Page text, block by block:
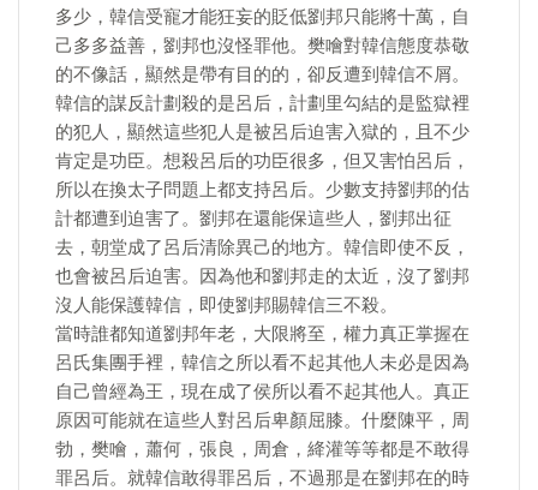
多少，韓信受寵才能狂妄的貶低劉邦只能將十萬，自
己多多益善，劉邦也沒怪罪他。樊噲對韓信態度恭敬
的不像話，顯然是帶有目的的，卻反遭到韓信不屑。
韓信的謀反計劃殺的是呂后，計劃里勾結的是監獄裡
的犯人，顯然這些犯人是被呂后迫害入獄的，且不少
肯定是功臣。想殺呂后的功臣很多，但又害怕呂后，
所以在換太子問題上都支持呂后。少數支持劉邦的估
計都遭到迫害了。劉邦在還能保這些人，劉邦出征
去，朝堂成了呂后清除異己的地方。韓信即使不反，
也會被呂后迫害。因為他和劉邦走的太近，沒了劉邦
沒人能保護韓信，即使劉邦賜韓信三不殺。
當時誰都知道劉邦年老，大限將至，權力真正掌握在
呂氏集團手裡，韓信之所以看不起其他人未必是因為
自己曾經為王，現在成了侯所以看不起其他人。真正
原因可能就在這些人對呂后卑顏屈膝。什麼陳平，周
勃，樊噲，蕭何，張良，周倉，絳灌等等都是不敢得
罪呂后。就韓信敢得罪呂后，不過那是在劉邦在的時